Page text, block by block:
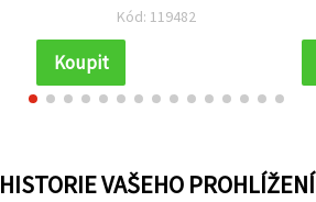
Kód: 119482
Koupit
HISTORIE VAŠEHO PROHLÍŽENÍ